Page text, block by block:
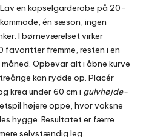
en kapselgarderobe på 20-
én sæson, ingen
I børneværelset virker
favoritter fremme, resten i en
Opbevar alt i åbne kurve
kan rydde op. Placér
krea under 60 cm i gulvhøjde-
højere oppe, hvor voksne
hygge. Resultatet er færre
selvstændig leg.